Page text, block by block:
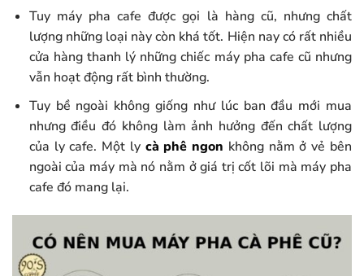
Tuy máy pha cafe được gọi là hàng cũ, nhưng chất
lượng những loại này còn khá tốt. Hiện nay có rất nhiều
cửa hàng thanh lý những chiếc máy pha cafe cũ nhưng
vẫn hoạt động rất bình thường.
Tuy bề ngoài không giống như lúc ban đầu mới mua
nhưng điều đó không làm ảnh hưởng đến chất lượng
của ly cafe. Một lycà phê ngon không nằm ở vẻ bên
ngoài của máy mà nó nằm ở giá trị cốt lõi mà máy pha
cafe đó mang lại.